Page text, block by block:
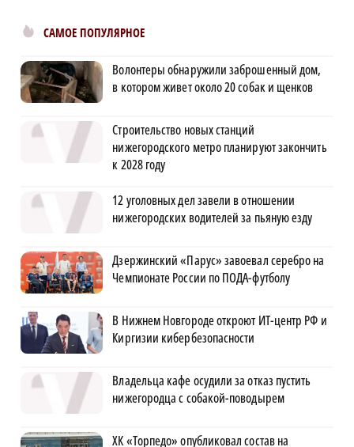
САМОЕ ПОПУЛЯРНОЕ
Волонтеры обнаружили заброшенный дом,
в котором живет около 20 собак и щенков
Строительство новых станций
нижегородского метро планируют закончить
к 2028 году
12 уголовных дел завели в отношении
нижегородских водителей за пьяную езду
Дзержинский «Парус» завоевал серебро на
Чемпионате России по ПОДА-футболу
В Нижнем Новгороде откроют ИТ-центр РФ и
Киргизии кибербезопасности
Владельца кафе осудили за отказ пустить
нижегородца с собакой-поводырем
ХК «Торпедо» опубликовал состав на